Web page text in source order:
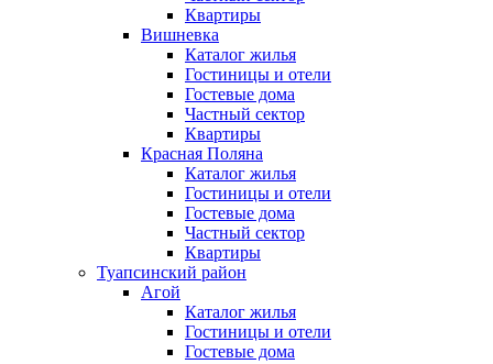
Квартиры
Вишневка
Каталог жилья
Гостиницы и отели
Гостевые дома
Частный сектор
Квартиры
Красная Поляна
Каталог жилья
Гостиницы и отели
Гостевые дома
Частный сектор
Квартиры
Туапсинский район
Агой
Каталог жилья
Гостиницы и отели
Гостевые дома